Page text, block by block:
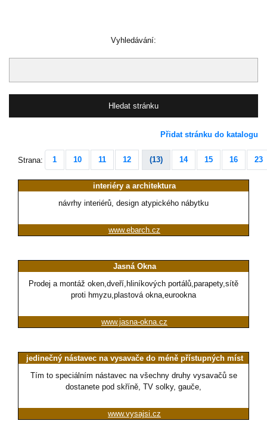
Vyhledávání:
Přidat stránku do katalogu
Strana: 1 10 11 12 (13) 14 15 16 23
interiéry a architektura
návrhy interiérů, design atypického nábytku
www.ebarch.cz
Jasná Okna
Prodej a montáž oken,dveří,hliníkových portálů,parapety,sítě
proti hmyzu,plastová okna,eurookna
www.jasna-okna.cz
jedinečný nástavec na vysavače do méně přístupných míst
Tím to speciálním nástavec na všechny druhy vysavačů se
dostanete pod skříně, TV solky, gauče,
www.vysajsi.cz